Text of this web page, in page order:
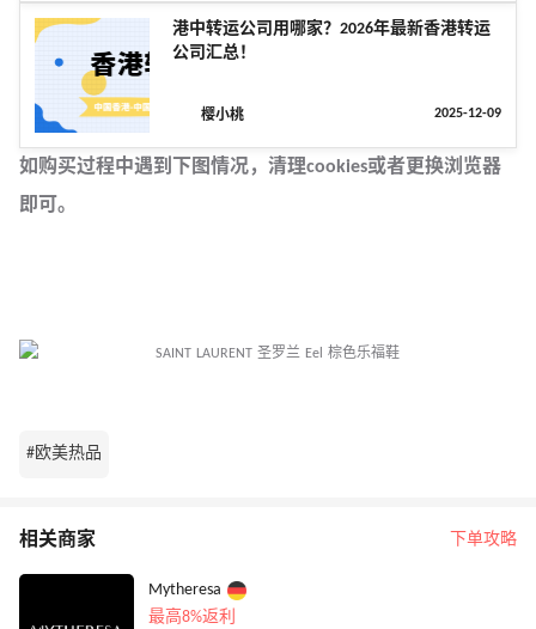
港中转运公司用哪家？2026年最新香港转运
公司汇总！
樱小桃 2025-12-09
如购买过程中遇到下图情况，清理cookies或者更换浏览器
即可。
#欧美热品
相关商家 下单攻略
Mytheresa
最高8%返利